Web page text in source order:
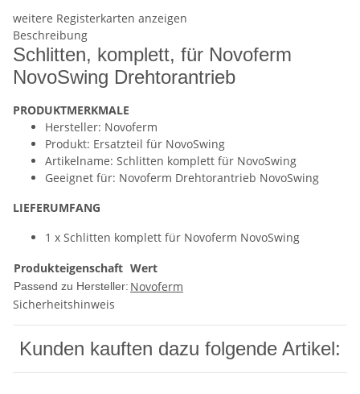
weitere Registerkarten anzeigen
Beschreibung
Schlitten, komplett, für Novoferm
NovoSwing Drehtorantrieb
PRODUKTMERKMALE
Hersteller: Novoferm
Produkt: Ersatzteil für NovoSwing
Artikelname: Schlitten komplett für NovoSwing
Geeignet für: Novoferm Drehtorantrieb NovoSwing
LIEFERUMFANG
1 x Schlitten komplett für Novoferm NovoSwing
Produkteigenschaft Wert
Passend zu Hersteller: Novoferm
Sicherheitshinweis
Kunden kauften dazu folgende Artikel: